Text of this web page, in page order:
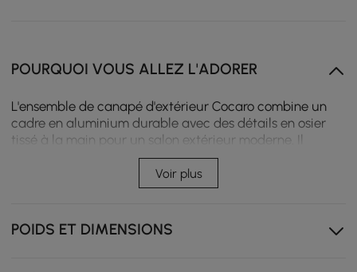
POURQUOI VOUS ALLEZ L'ADORER
L'ensemble de canapé d'extérieur Cocaro combine un
cadre en aluminium durable avec des détails en osier
tissé à la main pour un salon extérieur moderne. Il
comprend un canapé 2 places, deux fauteuils pivotants
et une table basse, et est résistant aux UV, à l'eau et à la
rouille pour un confort quotidien sur la terrasse.
Le cadre en alliage d'aluminium assure la stabilité et
des performances résistantes aux intempéries en
Voir plus
POIDS ET DIMENSIONS